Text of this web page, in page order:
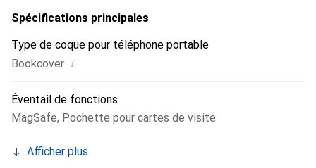
Spécifications principales
Type de coque pour téléphone portable
Bookcover i
Éventail de fonctions
MagSafe, Pochette pour cartes de visite
Afficher plus